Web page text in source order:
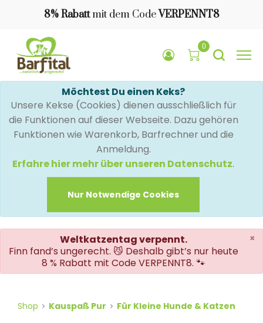
8% Rabattmit dem Code VERPENNT8
0
Möchtest Du einen Keks?
Unsere Kekse (Cookies) dienen ausschließlich für
die Funktionen auf dieser Webseite. Dazu gehören
Funktionen wie Warenkorb, Barfrechner und die
Anmeldung.
Erfahre hier mehr über unseren Datenschutz.
Nur Notwendige Cookies
×
Weltkatzentag verpennt.
Finn fand’s ungerecht. 😼 Deshalb gibt’s nur heute
8 % Rabatt mit Code VERPENNT8. 🐾
Shop Kauspaß Pur Für Kleine Hunde & Katzen